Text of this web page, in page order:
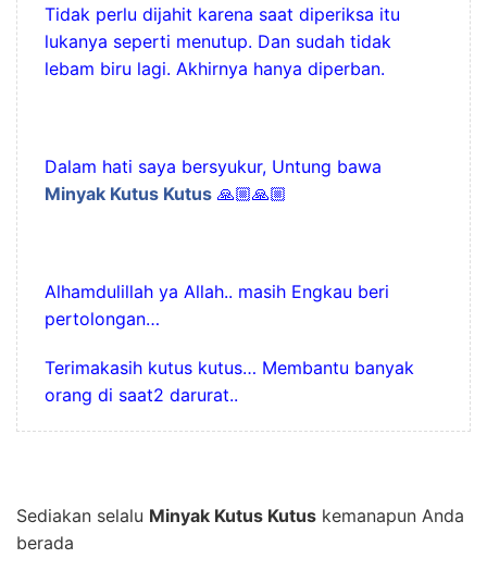
Tidak perlu dijahit karena saat diperiksa itu
lukanya seperti menutup. Dan sudah tidak
lebam biru lagi. Akhirnya hanya diperban.
Dalam hati saya bersyukur, Untung bawa
Minyak Kutus Kutus 🙏🏼🙏🏼
Alhamdulillah ya Allah.. masih Engkau beri
pertolongan…
Terimakasih kutus kutus… Membantu banyak
orang di saat2 darurat..
Sediakan selalu Minyak Kutus Kutus kemanapun Anda
berada